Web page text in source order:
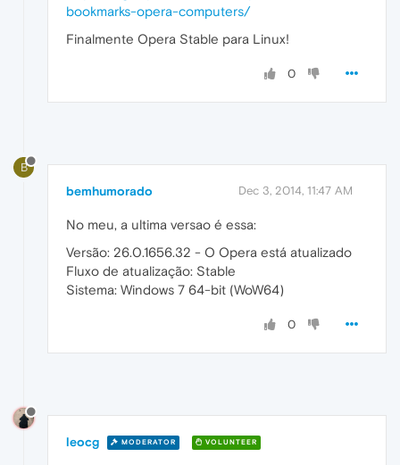
bookmarks-opera-computers/
Finalmente Opera Stable para Linux!
0
B
bemhumorado Dec 3, 2014, 11:47 AM
No meu, a ultima versao é essa:
Versão: 26.0.1656.32 - O Opera está atualizado
Fluxo de atualização: Stable
Sistema: Windows 7 64-bit (WoW64)
0
leocg MODERATOR VOLUNTEER